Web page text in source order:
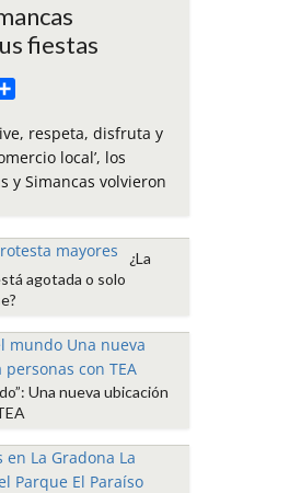
fiestas
m
p
a
r
i
r
respeta, disfruta y
local’, los
y Simancas volvieron
¿La
agotada o solo
Una nueva ubicación